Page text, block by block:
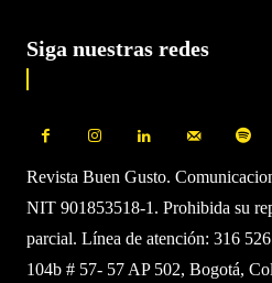
Siga nuestras redes
Revista Buen Gusto.
NIT 901853518-1. Prohibida su
parcial. Línea de atención: 316
104b # 57- 57 AP 502, Bogotá,